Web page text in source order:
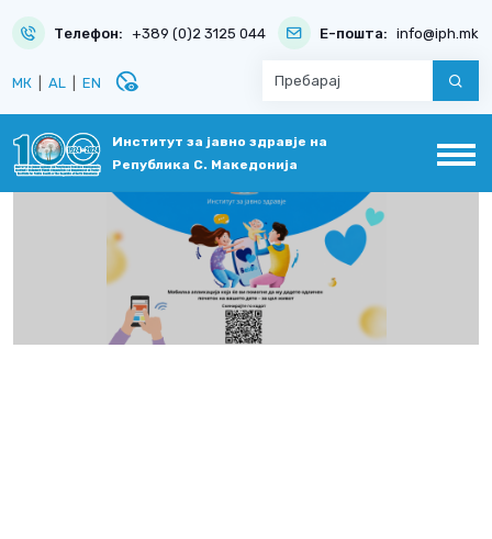
Телефон: +389 (0)2 3125 044 Е-пошта: info@iph.mk
МК AL EN disabled_visible
Институт за јавно здравје на
Република С. Македонија